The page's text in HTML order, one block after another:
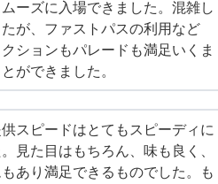
ーズに入場できました。混雑し
が、ファストパスの利用など
ションもパレードも満足いくま
ができました。
スピードはとてもスピーディに
見た目はもちろん、味も良く、
あり満足できるものでした。も